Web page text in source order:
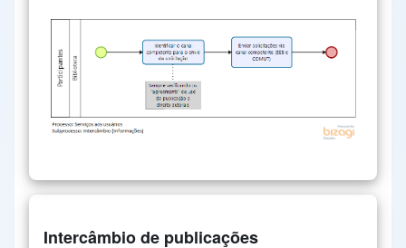
Intercâmbio de publicações